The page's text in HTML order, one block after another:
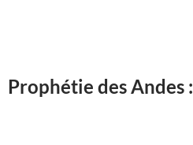
Prophétie des Andes :